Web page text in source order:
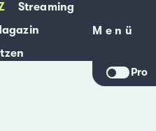
Streaming
Menü
Menü
Pro